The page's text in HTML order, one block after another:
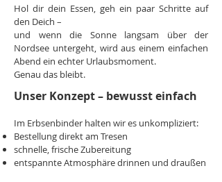
Hol dir dein Essen, geh ein paar Schritte auf
den Deich –
und wenn die Sonne langsam über der
Nordsee untergeht, wird aus einem einfachen
Abend ein echter Urlaubsmoment.
Genau das bleibt.
Unser Konzept – bewusst einfach
Im Erbsenbinder halten wir es unkompliziert:
Bestellung direkt am Tresen
schnelle, frische Zubereitung
entspannte Atmosphäre drinnen und draußen